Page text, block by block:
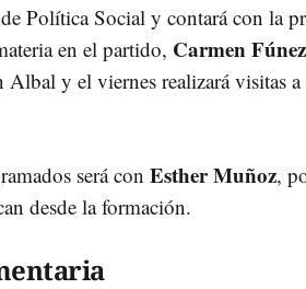
de Política Social y contará con la
en el partido, Carmen Fúnez
Albal y el viernes realizará visitas
será con Esther Muñoz,
desde la formación.